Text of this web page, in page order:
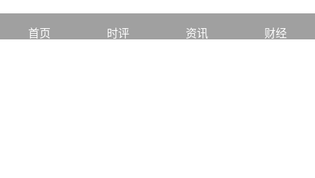
首页 时评 资讯 财经